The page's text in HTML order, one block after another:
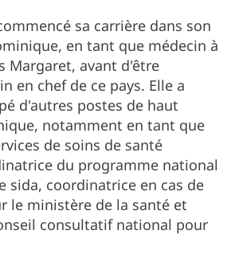
sa carrière dans son
en tant que médecin à
Margaret, avant d'être
en chef de ce pays. Elle a
d'autres postes de haut
notamment en tant que
de soins de santé
du programme national
sida, coordinatrice en cas de
le ministère de la santé et
consultatif national pour